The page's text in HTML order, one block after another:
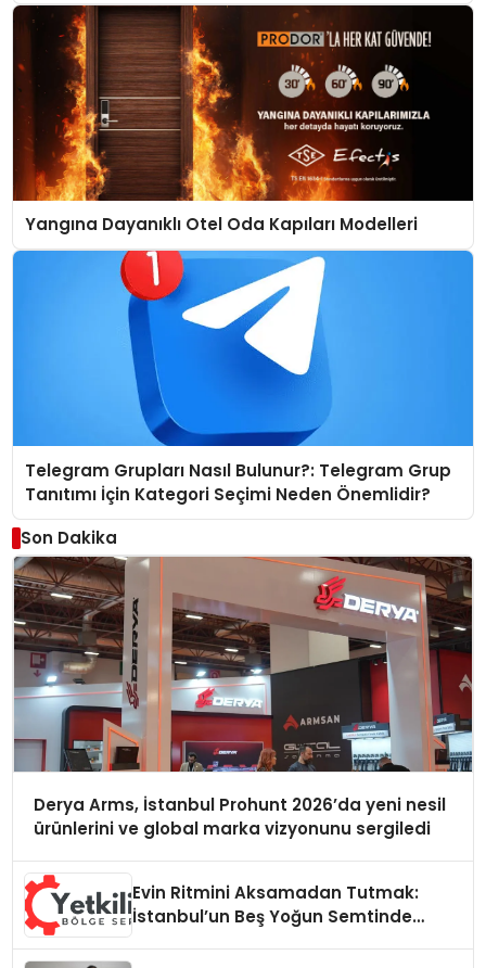
Yangına Dayanıklı Otel Oda Kapıları Modelleri
Telegram Grupları Nasıl Bulunur?: Telegram Grup
Tanıtımı İçin Kategori Seçimi Neden Önemlidir?
Son Dakika
Derya Arms, İstanbul Prohunt 2026’da yeni nesil
ürünlerini ve global marka vizyonunu sergiledi
Evin Ritmini Aksamadan Tutmak:
İstanbul’un Beş Yoğun Semtinde